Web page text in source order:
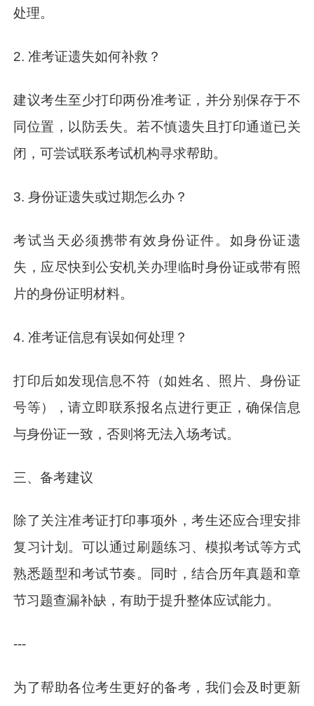
处理。
2. 准考证遗失如何补救？
建议考生至少打印两份准考证，并分别保存于不
同位置，以防丢失。若不慎遗失且打印通道已关
闭，可尝试联系考试机构寻求帮助。
3. 身份证遗失或过期怎么办？
考试当天必须携带有效身份证件。如身份证遗
失，应尽快到公安机关办理临时身份证或带有照
片的身份证明材料。
4. 准考证信息有误如何处理？
打印后如发现信息不符（如姓名、照片、身份证
号等），请立即联系报名点进行更正，确保信息
与身份证一致，否则将无法入场考试。
三、备考建议
除了关注准考证打印事项外，考生还应合理安排
复习计划。可以通过刷题练习、模拟考试等方式
熟悉题型和考试节奏。同时，结合历年真题和章
节习题查漏补缺，有助于提升整体应试能力。
---
为了帮助各位考生更好的备考，我们会及时更新